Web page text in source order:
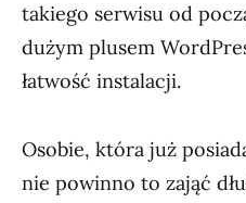
takiego serwisu od
dużym plusem
łatwość instalacji.
Osobie, która już
nie powinno to zająć